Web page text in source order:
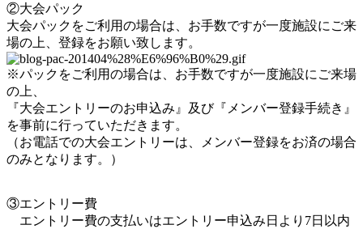
②大会パック
大会パックをご利用の場合は、お手数ですが一度施設にご来
場の上、登録をお願い致します。
※パックをご利用の場合は、お手数ですが一度施設にご来場
の上、
『大会エントリーのお申込み』及び『メンバー登録手続き』
を事前に行っていただきます。
（お電話での大会エントリーは、メンバー登録をお済の場合
のみとなります。）
③エントリー費
エントリー費の支払いはエントリー申込み日より7日以内